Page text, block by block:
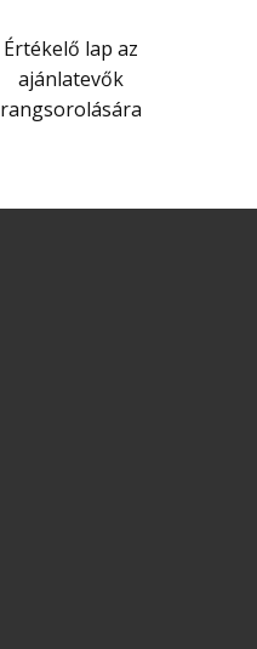
Értékelő lap az
ajánlatevők
rangsorolására